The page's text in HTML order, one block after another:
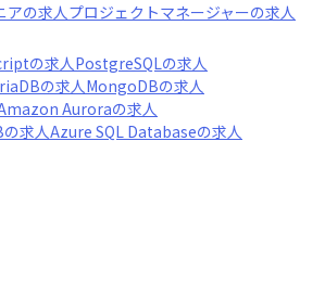
アの求人プロジェクトマネージャーの求人
の求人PostgreSQLの求人
の求人MongoDBの求人
Auroraの求人
の求人Azure SQL Databaseの求人